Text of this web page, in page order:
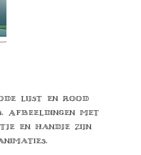
lijst en rood
Afbeeldingen met
en handje zijn